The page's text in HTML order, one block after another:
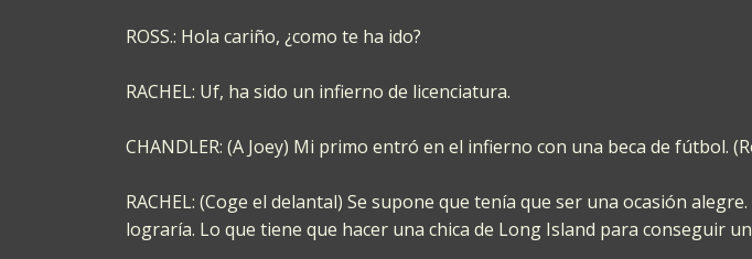
ROSS.: Hola cariño, ¿como te ha ido?
RACHEL: Uf, ha sido un infierno de licenciatura.
CHANDLER: (A Joey) Mi primo entró en el infierno con una beca de fútbol.
RACHEL: (Coge el delantal) Se supone que tenía que ser una ocasión
lograría. Lo que tiene que hacer una chica de Long Island para conseguir